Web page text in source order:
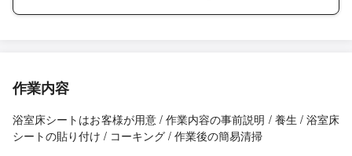
作業内容
浴室床シートはお客様が用意 / 作業内容の事前説明 / 養生 / 浴室床
シートの貼り付け / コーキング / 作業後の簡易清掃